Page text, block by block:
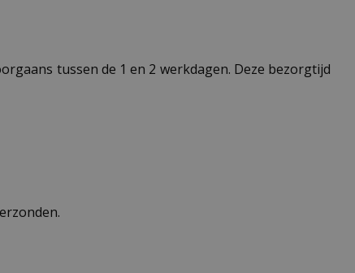
tussen de 1 en 2 werkdagen. Deze bezorgtijd